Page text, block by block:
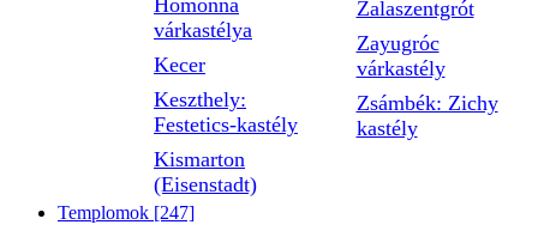
várkastélya
Kecer
Keszthely:
Festetics-kastély
Kismarton
(Eisenstadt)
Zalaszentgrót
Zayugróc
várkastély
Zsámbék: Zichy
kastély
Templomok [247]